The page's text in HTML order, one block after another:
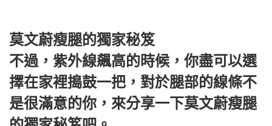
莫文蔚瘦腿的獨家秘笈
不過，紫外線飆高的時候，你盡可以選
擇在家裡搗鼓一把，對於腿部的線條不
是很滿意的你，來分享一下莫文蔚瘦腿